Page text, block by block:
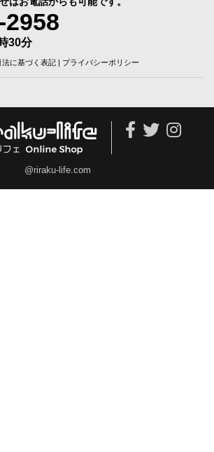
2958
30分
法に基づく表記| プライバシーポリシー
@riraku-life.com